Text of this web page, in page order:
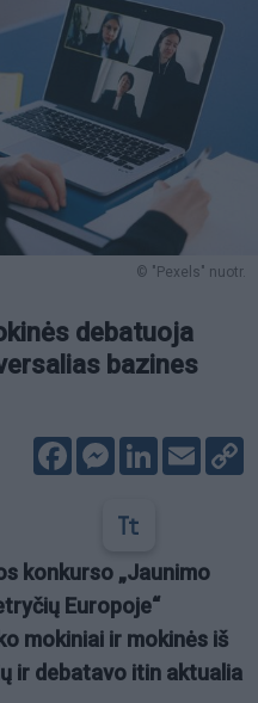
© "Pexels" nuotr.
debatuoja
bazines
FacebookMessenger
LinkedIn
Email
konkurso „Jaunimo
Europoje“
mokiniai ir mokinės iš
ir debatavo itin aktualia